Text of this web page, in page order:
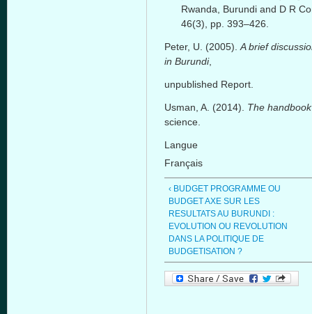
Rwanda, Burundi and D R
46(3), pp. 393–426.
Peter, U. (2005). A brief
in Burundi,
unpublished Report.
Usman, A. (2014). The
science.
Langue
Français
‹ BUDGET PROGRAMME OU
BUDGET AXE SUR LES
RESULTATS AU BURUNDI :
EVOLUTION OU REVOLUTION
DANS LA POLITIQUE DE
BUDGETISATION ?